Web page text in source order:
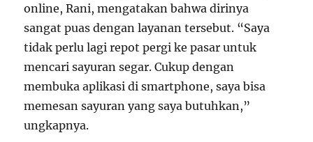
online, Rani, mengatakan bahwa dirinya
sangat puas dengan layanan tersebut. “Saya
tidak perlu lagi repot pergi ke pasar untuk
mencari sayuran segar. Cukup dengan
membuka aplikasi di smartphone, saya bisa
memesan sayuran yang saya butuhkan,”
ungkapnya.